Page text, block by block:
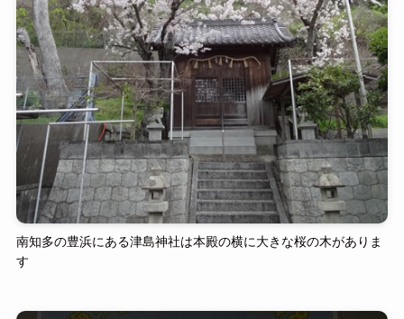
南知多の豊浜にある津島神社は本殿の横に大きな桜の木がありま
す